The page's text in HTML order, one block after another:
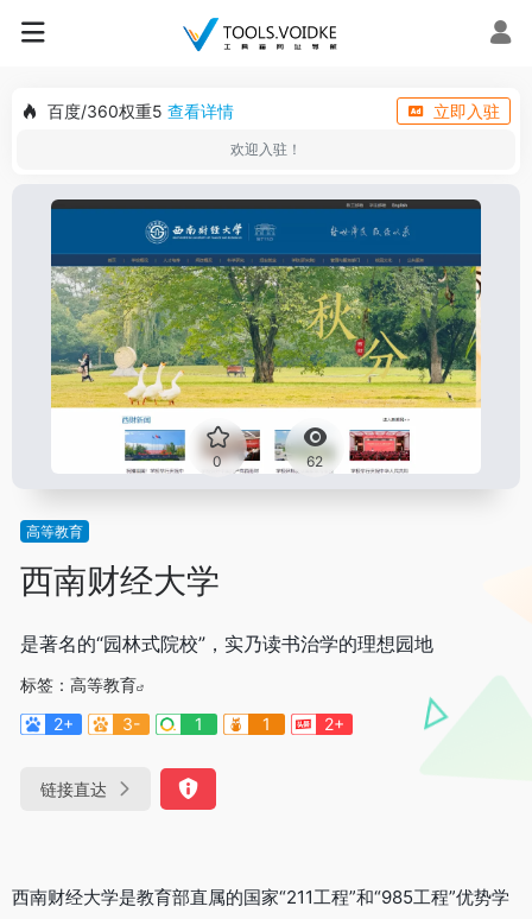
百度/360权重5 查看详情 立即入驻
欢迎入驻！
0 62
高等教育
西南财经大学
是著名的“园林式院校”，实乃读书治学的理想园地
标签： 高等教育
2+
3- 1 1 2+
链接直达
西南财经大学是教育部直属的国家“211工程”和“985工程”优势学